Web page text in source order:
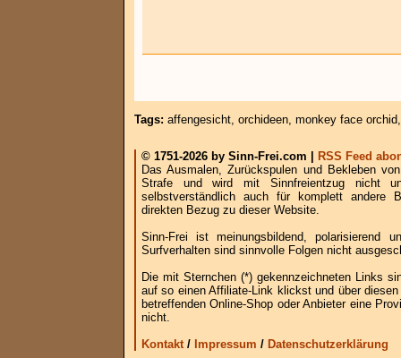
Tags: affengesicht, orchideen, monkey face orchid
© 1751-2026 by Sinn-Frei.com |
RSS Feed
Das Ausmalen, Zurückspulen und Bekleben
Strafe und wird mit Sinnfreientzug nicht
selbstverständlich auch für komplett andere
direkten Bezug zu dieser Website.
Sinn-Frei ist meinungsbildend, polarisierend
Surfverhalten sind sinnvolle Folgen nicht
Die mit Sternchen (*) gekennzeichneten Links
auf so einen Affiliate-Link klickst und über
betreffenden Online-Shop oder Anbieter eine
nicht.
Kontakt/ Impressum / Datenschutzerklärung